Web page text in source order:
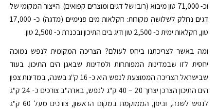
וכ- 71,000 טון מיבוא (רובו של דגים ומוצרים קפואים). הייצור המקומי של
דגים נחלק לשלושה מקורות: חקלאות מים פנימיים (מדגה) כ- 17,000
טון, חקלאות ימית כ- 2,500 טון ודיג בים התיכון ובכנרת כ- 2,500 טון.
ומה באשר לצריכתנו ביחס לעולם? הצריכה המקומית לנפש נמוכה
יחסית לזו שבמדינות המפותחות ולמדינות שבאגן הים התיכון. בעוד
שבישראל הצריכה הממוצעת לנפש היא כ- 16 ק"ג בשנה, במדינות צפון
הים התיכון הצרכן יצרוך 20 – 40 ק"ג לנפש, בארה"ב צורכים כ- 24 ק"ג
לנפש לשנה, וביפן, הממוקמת במקום הראשון, צורכים מעל 60 ק"ג